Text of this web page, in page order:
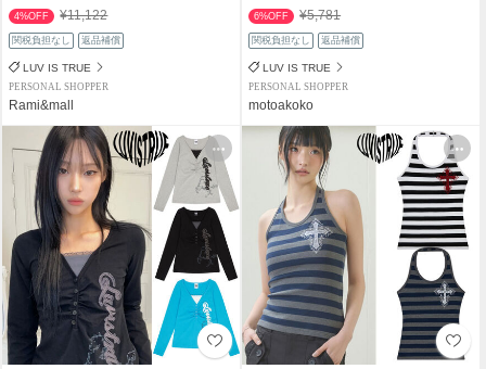
4%OFF ¥11,122
関税負担なし 返品補償
LUV IS TRUE
PERSONAL SHOPPER
Rami&mall
6%OFF ¥5,781
関税負担なし 返品補償
LUV IS TRUE
PERSONAL SHOPPER
motoakoko